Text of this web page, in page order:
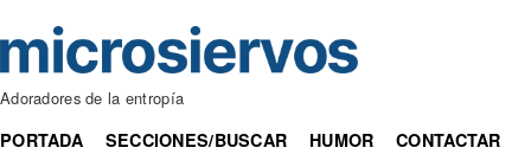
Adoradores de la entropía
PORTADA SECCIONES/BUSCAR HUMOR
CONTACTAR